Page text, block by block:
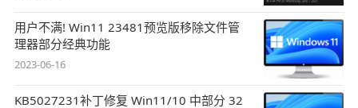
用户不满! Win11 23481预览版移除文件管
理器部分经典功能
2023-06-16
KB5027231补丁修复 Win11/10 中部分 32